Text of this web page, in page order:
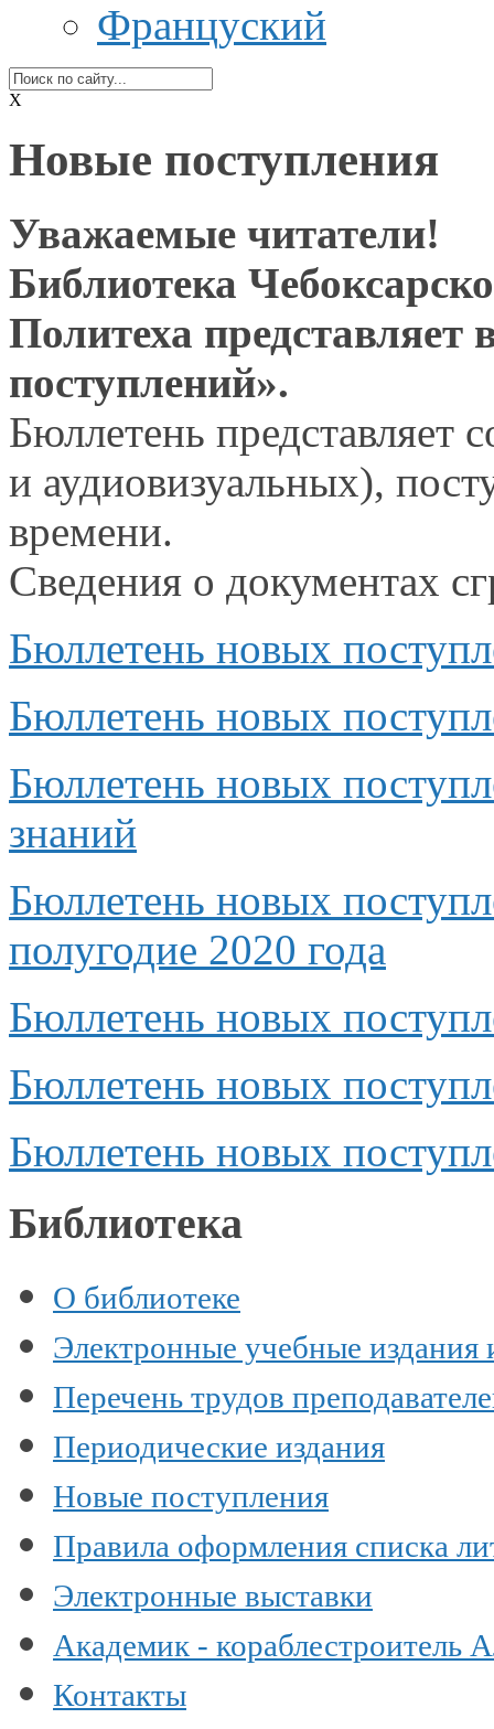
Француский
X
Новые поступления
Уважаемые читатели!
Библиотека
Политеха
поступлений».
Бюллетень представляет
и аудиовизуальных),
времени.
Сведения о документах
Бюллетень новых
Бюллетень новых
Бюллетень новых
знаний
Бюллетень новых
полугодие 2020 года
Бюллетень новых
Бюллетень новых
Бюллетень новых
Библиотека
О библиотеке
Электронные учебные издания
Перечень трудов
Периодические издания
Новые поступления
Правила оформления списка
Электронные выставки
Академик - кораблестроитель
Контакты